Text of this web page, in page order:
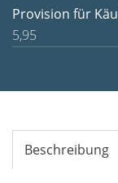
Provision für
5,95
Beschreibung